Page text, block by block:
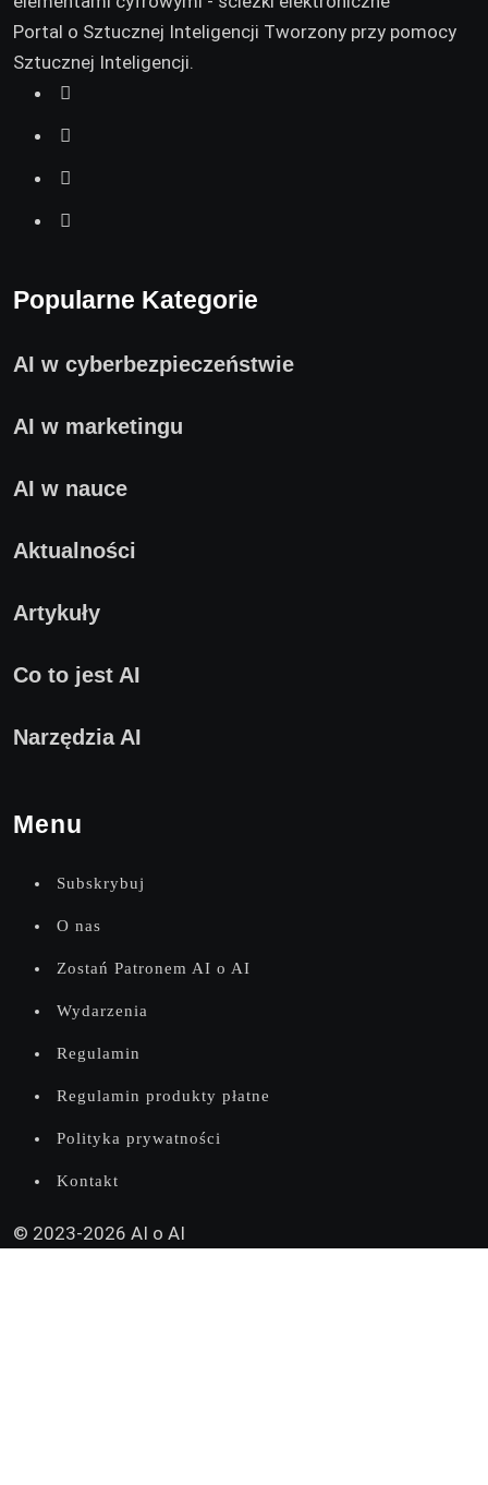
Portal o Sztucznej Inteligencji Tworzony przy pomocy
Sztucznej Inteligencji.
Popularne Kategorie
AI w cyberbezpieczeństwie
AI w marketingu
AI w nauce
Aktualności
Artykuły
Co to jest AI
Narzędzia AI
Menu
Subskrybuj
O nas
Zostań Patronem AI o AI
Wydarzenia
Regulamin
Regulamin produkty płatne
Polityka prywatności
Kontakt
© 2023-2026 AI o AI